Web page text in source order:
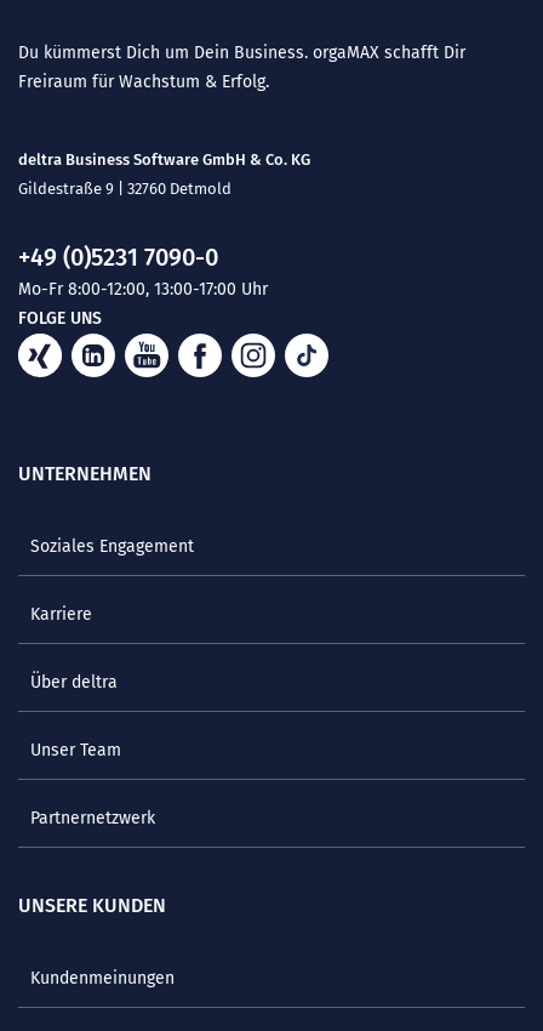
Du kümmerst Dich um Dein Business. orgaMAX schafft Dir
Freiraum für Wachstum & Erfolg.
deltra Business Software GmbH & Co. KG
Gildestraße 9 | 32760 Detmold
+49 (0)5231 7090-0
Mo-Fr 8:00-12:00, 13:00-17:00 Uhr
FOLGE UNS
UNTERNEHMEN
Soziales Engagement
Karriere
Über deltra
Unser Team
Partnernetzwerk
UNSERE KUNDEN
Kundenmeinungen